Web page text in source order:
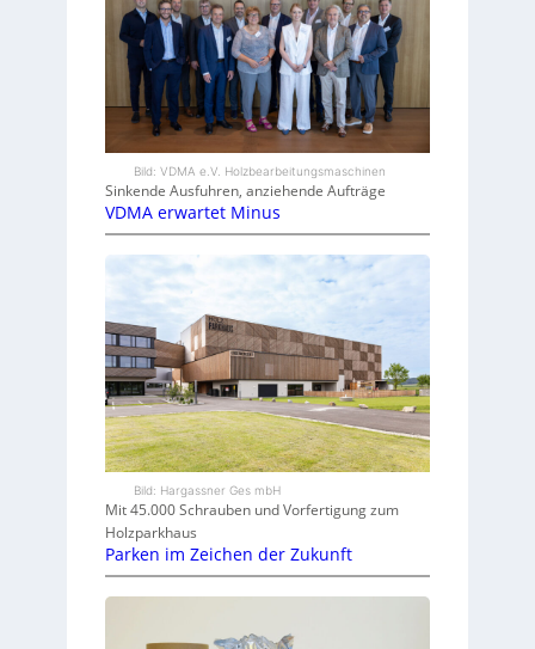
Bild: VDMA e.V. Holzbearbeitungsmaschinen
Sinkende Ausfuhren, anziehende Aufträge
VDMA erwartet Minus
Bild: Hargassner Ges mbH
Mit 45.000 Schrauben und Vorfertigung zum
Holzparkhaus
Parken im Zeichen der Zukunft